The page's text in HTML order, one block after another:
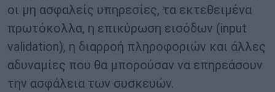
οι μη ασφαλείς υπηρεσίες, τα εκτεθειμένα
πρωτόκολλα, η επικύρωση εισόδων (input
validation), η διαρροή πληροφοριών και άλλες
αδυναμίες που θα μπορούσαν να επηρεάσουν
την ασφάλεια των συσκευών.